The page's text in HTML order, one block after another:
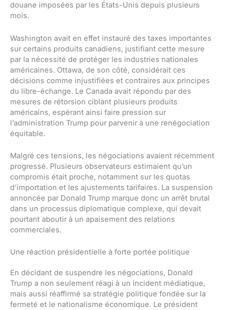
douane imposées par les États-Unis depuis plusieurs
mois.
Washington avait en effet instauré des taxes importantes
sur certains produits canadiens, justifiant cette mesure
par la nécessité de protéger les industries nationales
américaines. Ottawa, de son côté, considérait ces
décisions comme injustifiées et contraires aux principes
du libre-échange. Le Canada avait répondu par des
mesures de rétorsion ciblant plusieurs produits
américains, espérant ainsi faire pression sur
l’administration Trump pour parvenir à une renégociation
équitable.
Malgré ces tensions, les négociations avaient récemment
progressé. Plusieurs observateurs estimaient qu’un
compromis était proche, notamment sur les quotas
d’importation et les ajustements tarifaires. La suspension
annoncée par Donald Trump marque donc un arrêt brutal
dans un processus diplomatique complexe, qui devait
pourtant aboutir à un apaisement des relations
commerciales.
Une réaction présidentielle à forte portée politique
En décidant de suspendre les négociations, Donald
Trump a non seulement réagi à un incident médiatique,
mais aussi réaffirmé sa stratégie politique fondée sur la
fermeté et le nationalisme économique. Le président